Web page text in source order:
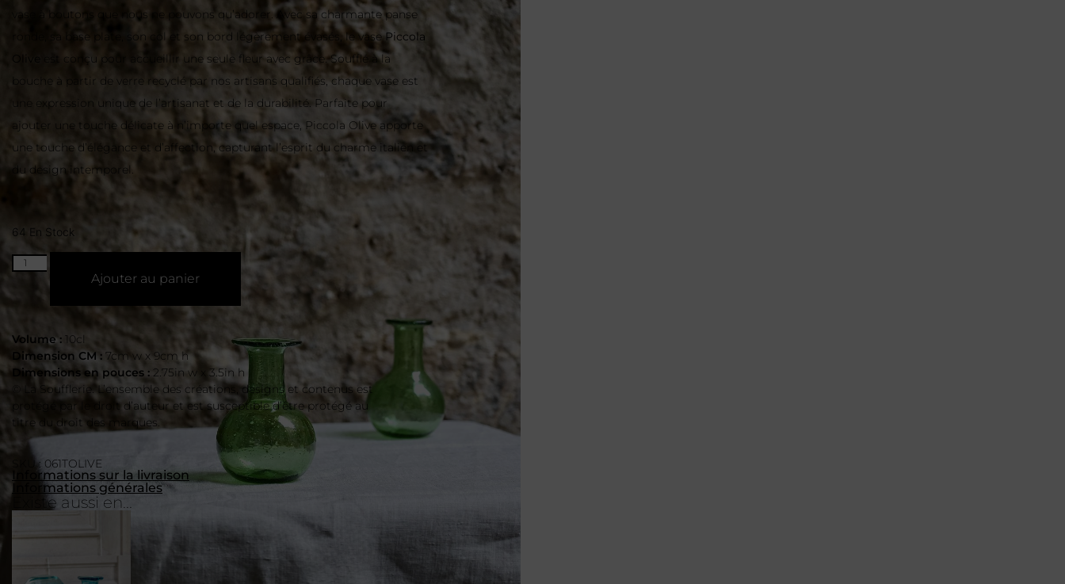
vase à boutons que nous ne pouvons qu’adorer. Avec sa charmante panse
ronde, sa base plate, son col et son bord légèrement évasés, le vasePiccola
est conçu pour accueillir une seule fleur avec grâce. Soufflé à la
bouche à partir de verre recyclé par nos artisans qualifiés, chaque vase est
une expression unique de l’artisanat et de la durabilité. Parfaite pour
ajouter une touche délicate à n’importe quel espace, Piccola Olive apporte
une touche d’élégance et d’affection, capturant l’esprit du charme italien et
du design intemporel.
64 En Stock
Ajouter au panier
Volume : 10cl
Dimension CM : 7cm w x 9cm h
Dimensions en pouces : 2.75in w x 3.5in h
© La Soufflerie. L’ensemble des créations, designs et contenus est
protégé par le droit d’auteur et est susceptible d’être protégé au
titre du droit des marques.
SKU : 061TOLIVE
Informations sur la livraison
Informations générales
Existe aussi en...